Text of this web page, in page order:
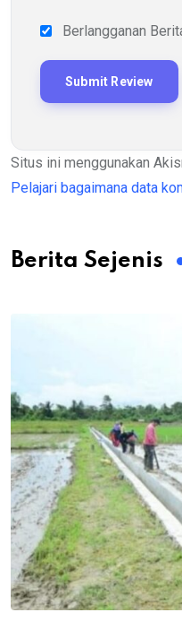
Berlangganan
Situs ini menggunakan
Pelajari bagaimana data
Berita Sejenis